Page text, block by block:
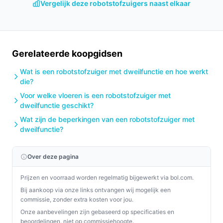
ophoping van vuil, ook al is er een anti-klit ontwerp
Plaats het laad- en reinigingsstation op een plek
voor droogsessies.
Houd rekening met het geluidsniveau (53 dB) bij
nachtelijke schoonmaakbeurten of in
geluidsgevoelige ruimtes.
Installatie & eerste gebruik
Hoofdlijnen: zet het 5‑in‑1 station op een stabiele plek,
handleiding. Verifieer app‑toegang en configureer
basisinstellingen voordat je de eerste complete
reinigingsronde start.
Concrete checks voor de handleiding/specs:
Controleer in de productspecificaties de vereisten
Vergelijk deze robotstofzuigers naast elkaar
Gerelateerde koopgidsen
Wat is een robotstofzuiger met dweilfunctie en hoe werkt
die?
Voor welke vloeren is een robotstofzuiger met
dweilfunctie geschikt?
Wat zijn de beperkingen van een robotstofzuiger met
dweilfunctie?
Over deze pagina
Prijzen en voorraad worden regelmatig bijgewerkt via bol.com.
Bij aankoop via onze links ontvangen wij mogelijk een
commissie, zonder extra kosten voor jou.
Onze aanbevelingen zijn gebaseerd op specificaties en
beoordelingen, niet op commissiehoogte.